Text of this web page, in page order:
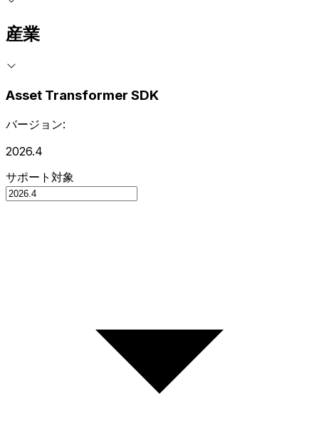
産業
Asset Transformer SDK
バージョン:
2026.4
サポート対象